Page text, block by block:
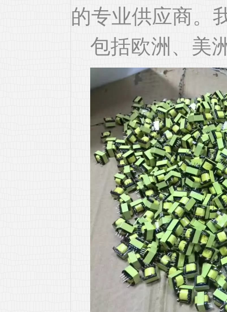
的专业供应商。
包括欧洲、美